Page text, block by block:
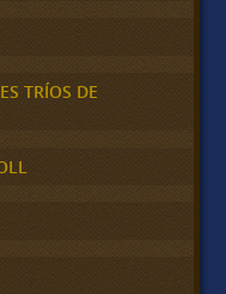
TRÍOS DE